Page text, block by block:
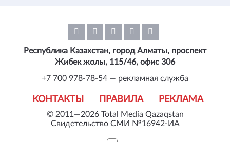
© 2011—2026 Total Media Qazaqstan
Свидетельство СМИ №16942-ИА
КОНТАКТЫ ПРАВИЛА РЕКЛАМА
Республика Казахстан, город Алматы, проспект
Жибек жолы, 115/46, офис 306
+7 700 978-78-54 — рекламная служба